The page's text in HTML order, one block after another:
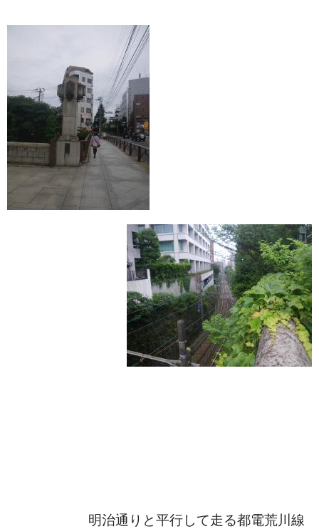
明治通りと平行して走る都電荒川線